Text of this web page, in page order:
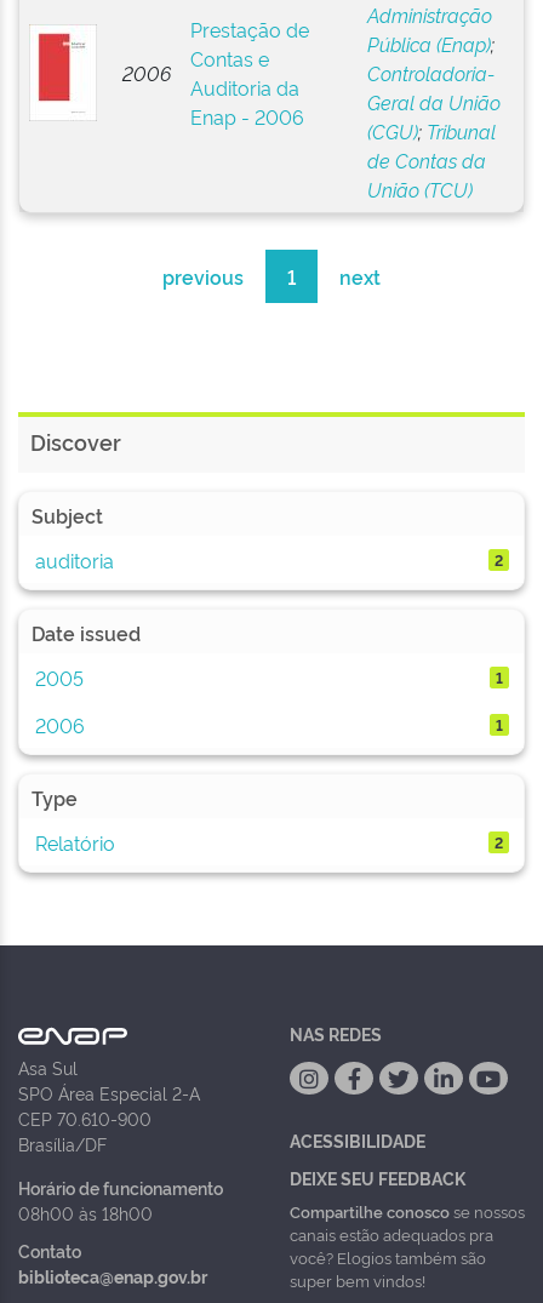
2006
Prestação de
Contas e
Auditoria da
Enap - 2006
Administração
Pública (Enap);
Controladoria-
Geral da União
(CGU); Tribunal
de Contas da
União (TCU)
previous 1 next
Discover
Subject
auditoria
2
Date issued
2005
1
2006 1
Type
Relatório
2
Asa Sul
SPO Área Especial 2-A
CEP 70.610-900
Brasília/DF
Horário de funcionamento
08h00 às 18h00
Contato
biblioteca@enap.gov.br
NAS REDES
ACESSIBILIDADE
DEIXE SEU FEEDBACK
Compartilhe conoscose nossos
canais estão adequados pra
você? Elogios também são
super bem vindos!